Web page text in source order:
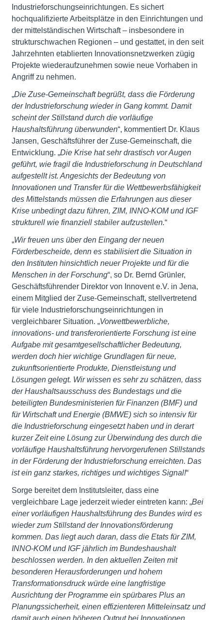
Industrieforschungseinrichtungen. Es sichert
hochqualifizierte Arbeitsplätze in den Einrichtungen und
der mittelständischen Wirtschaft – insbesondere in
strukturschwachen Regionen – und gestattet, in den seit
Jahrzehnten etablierten Innovationsnetzwerken zügig
Projekte wiederaufzunehmen sowie neue Vorhaben in
Angriff zu nehmen.
„Die Zuse-Gemeinschaft begrüßt, dass die Förderung
der Industrieforschung wieder in Gang kommt. Damit
scheint der Stillstand durch die vorläufige
Haushaltsführung überwunden“, kommentiert Dr. Klaus
Jansen, Geschäftsführer der Zuse-Gemeinschaft, die
Entwicklung. „Die Krise hat sehr drastisch vor Augen
geführt, wie fragil die Industrieforschung in Deutschland
aufgestellt ist. Angesichts der Bedeutung von
Innovationen und Transfer für die Wettbewerbsfähigkeit
des Mittelstands müssen die Erfahrungen aus dieser
Krise unbedingt dazu führen, ZIM, INNO-KOM und IGF
strukturell wie finanziell stabiler aufzustellen.“
„Wir freuen uns über den Eingang der neuen
Förderbescheide, denn es stabilisiert die Situation in
den Instituten hinsichtlich neuer Projekte und für die
Menschen in der Forschung“, so Dr. Bernd Grünler,
Geschäftsführender Direktor von Innovent e.V. in Jena,
einem Mitglied der Zuse-Gemeinschaft, stellvertretend
für viele Industrieforschungseinrichtungen in
vergleichbarer Situation. „Vorwettbewerbliche,
innovations- und transferorientierte Forschung ist eine
Aufgabe mit gesamtgesellschaftlicher Bedeutung,
werden doch hier wichtige Grundlagen für neue,
zukunftsorientierte Produkte, Dienstleistung und
Lösungen gelegt. Wir wissen es sehr zu schätzen, dass
der Haushaltsausschuss des Bundestags und die
beteiligten Bundesministerien für Finanzen (BMF) und
für Wirtschaft und Energie (BMWE) sich so intensiv für
die Industrieforschung eingesetzt haben und in derart
kurzer Zeit eine Lösung zur Überwindung des durch die
vorläufige Haushaltsführung hervorgerufenen Stillstands
in der Förderung der Industrieforschung erreichten. Das
ist ein ganz starkes, richtiges und wichtiges Signal!“
Sorge bereitet dem Institutsleiter, dass eine
vergleichbare Lage jederzeit wieder eintreten kann: „Bei
einer vorläufigen Haushaltsführung des Bundes wird es
wieder zum Stillstand der Innovationsförderung
kommen. Das liegt auch daran, dass die Etats für ZIM,
INNO-KOM und IGF jährlich im Bundeshaushalt
beschlossen werden. In den aktuellen Zeiten mit
besonderen Herausforderungen und hohem
Transformationsdruck würde eine langfristige
Ausrichtung der Programme ein spürbares Plus an
Planungssicherheit, einen effizienteren Mitteleinsatz und
damit auch einen höheren Output bei Innovationen